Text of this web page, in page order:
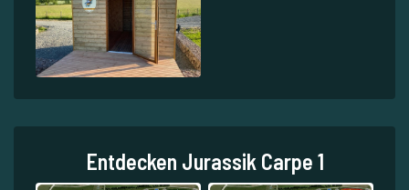
Entdecken Jurassik Carpe 1